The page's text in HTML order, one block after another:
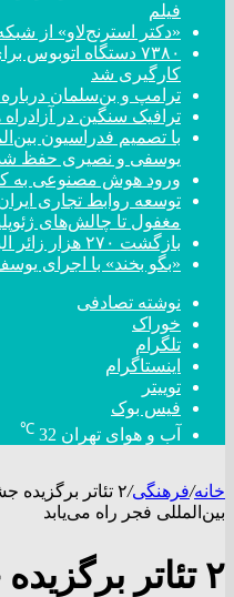
فیلم
«دکتر استرنج‌لاو» از
۷۳۸۰ دستگاه اتوبوس
کارگیری شد
ترامپ و بن‌سلمان
ترافیک سنگین در آزادراه
با تصمیم فدراسیون
یوسفی و نصیری حفظ
ورود هوش مصنوعی به
توسعه روابط تجاری
مغفول تا چالش‌های
بازگشت ۲۷۰ هزار زائر البرزی از سفر اربعین
«بگو بخند» با اجرای
نوشته تصادفی
خوراک
تلگرام
اینستاگرام
توییتر
فیس بوک
آب و هوای تهران 32
℃
خانه/فرهنگی/
۲ تئاتر
بین‌المللی فجر راه می‌یابد
۲ تئاتر